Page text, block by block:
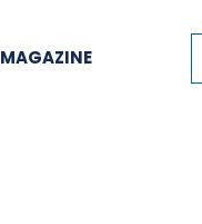
MAGAZINE